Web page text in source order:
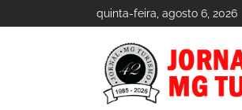
quinta-feira, agosto 6, 2026